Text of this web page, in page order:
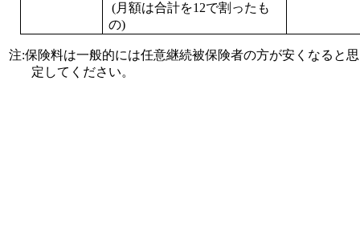
(月額は合計を12で割ったも
の)
注:保険料は一般的には任意継続被保険者の方が安くなると
定してください。